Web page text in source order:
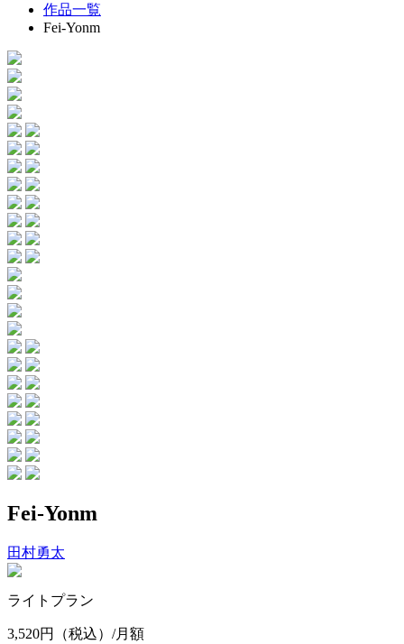
作品一覧
Fei-Yonm
Fei-Yonm
田村勇太
ライトプラン
3,520円
（税込）/月額